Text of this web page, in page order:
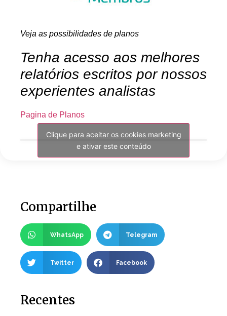
Veja as possibilidades de planos
Tenha acesso aos melhores
relatórios escritos por nossos
experientes analistas
Pagina de Planos
Clique para aceitar os cookies marketing
e ativar este conteúdo
Compartilhe
WhatsApp Telegram
Twitter Facebook
Recentes